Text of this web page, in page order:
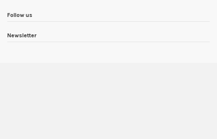
Follow us
Newsletter